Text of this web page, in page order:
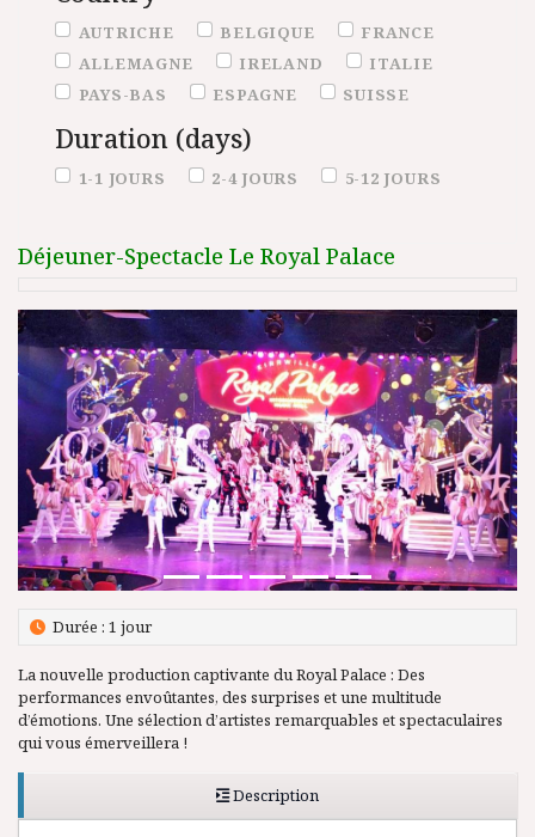
Country
AUTRICHE BELGIQUE
FRANCE
ALLEMAGNE
IRELAND
ITALIE
PAYS-BAS
ESPAGNE SUISSE
Duration (days)
Duration (days)
1-1 JOURS 2-4 JOURS 5-12 JOURS
Déjeuner-Spectacle Le Royal Palace
Précédent Suivant
Durée : 1 jour
La nouvelle production captivante du Royal Palace : Des
performances envoûtantes, des surprises et une multitude
d’émotions. Une sélection d’artistes remarquables et spectaculaires
qui vous émerveillera !
Description